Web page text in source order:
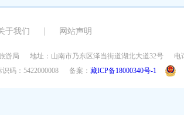
于我们 网站声明
游局 地址：山南市乃东区泽当街道湖北大道32号
电
识码：5422000008 备案： 藏ICP备18000340号-1